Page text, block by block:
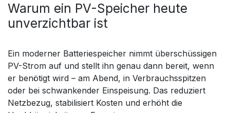
Warum ein PV-Speicher heute
unverzichtbar ist
Ein moderner Batteriespeicher nimmt überschüssigen
PV-Strom auf und stellt ihn genau dann bereit, wenn
er benötigt wird – am Abend, in Verbrauchsspitzen
oder bei schwankender Einspeisung. Das reduziert
Netzbezug, stabilisiert Kosten und erhöht die